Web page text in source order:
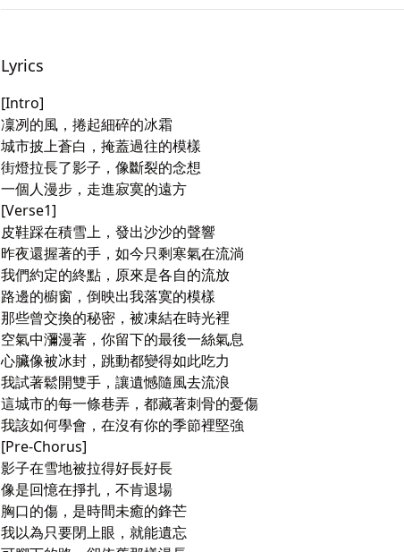
Lyrics
[Intro]
凜冽的風，捲起細碎的冰霜
城市披上蒼白，掩蓋過往的模樣
街燈拉長了影子，像斷裂的念想
一個人漫步，走進寂寞的遠方
[Verse1]
皮鞋踩在積雪上，發出沙沙的聲響
昨夜還握著的手，如今只剩寒氣在流淌
我們約定的終點，原來是各自的流放
路邊的櫥窗，倒映出我落寞的模樣
那些曾交換的秘密，被凍結在時光裡
空氣中瀰漫著，你留下的最後一絲氣息
心臟像被冰封，跳動都變得如此吃力
我試著鬆開雙手，讓遺憾隨風去流浪
這城市的每一條巷弄，都藏著刺骨的憂傷
我該如何學會，在沒有你的季節裡堅強
[Pre-Chorus]
影子在雪地被拉得好長好長
像是回憶在掙扎，不肯退場
胸口的傷，是時間未癒的鋒芒
我以為只要閉上眼，就能遺忘